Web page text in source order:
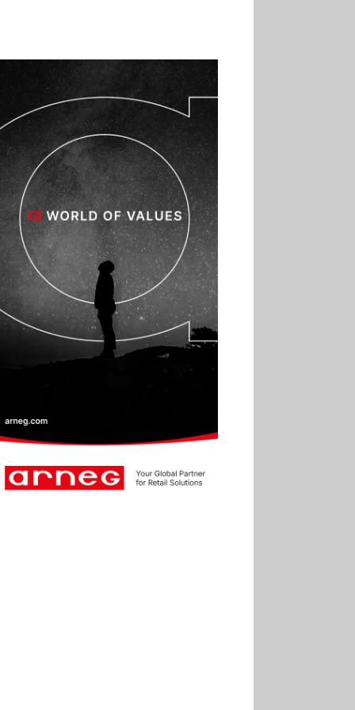
investissements pour
réduire sa consommation
d’eau
01.07
Aldi Studio lance sa
première collection capsule
inspirée de ses codes
visuels
01.07
Cafom annonce
des résultats semestriels en
hausse, portés par le e-
commerce
30.06
La Sportiva affiche
une croissance solide en
2025
réélue présidente de la Fact